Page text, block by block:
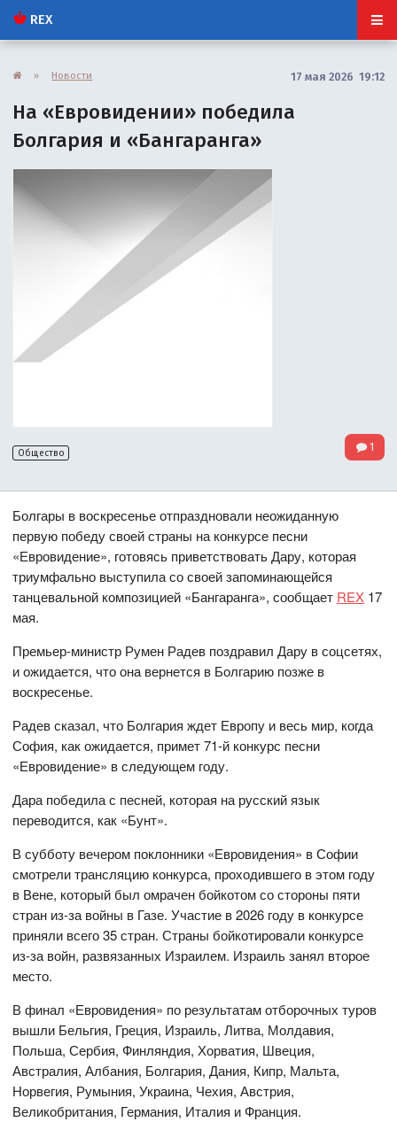
REX
» Новости 17 мая 2026 19:12
На «Евровидении» победила
Болгария и «Бангаранга»
Общество 1
Болгары в воскресенье отпраздновали неожиданную
первую победу своей страны на конкурсе песни
«Евровидение», готовясь приветствовать Дару, которая
триумфально выступила со своей запоминающейся
танцевальной композицией «Бангаранга», сообщает REX 17
мая.
Премьер-министр Румен Радев поздравил Дару в соцсетях,
и ожидается, что она вернется в Болгарию позже в
воскресенье.
Радев сказал, что Болгария ждет Европу и весь мир, когда
София, как ожидается, примет 71-й конкурс песни
«Евровидение» в следующем году.
Дара победила с песней, которая на русский язык
переводится, как «Бунт».
В субботу вечером поклонники «Евровидения» в Софии
смотрели трансляцию конкурса, проходившего в этом году
в Вене, который был омрачен бойкотом со стороны пяти
стран из-за войны в Газе. Участие в 2026 году в конкурсе
приняли всего 35 стран. Страны бойкотировали конкурсе
из-за войн, развязанных Израилем. Израиль занял второе
место.
В финал «Евровидения» по результатам отборочных туров
вышли Бельгия, Греция, Израиль, Литва, Молдавия,
Польша, Сербия, Финляндия, Хорватия, Швеция,
Австралия, Албания, Болгария, Дания, Кипр, Мальта,
Норвегия, Румыния, Украина, Чехия, Австрия,
Великобритания, Германия, Италия и Франция.